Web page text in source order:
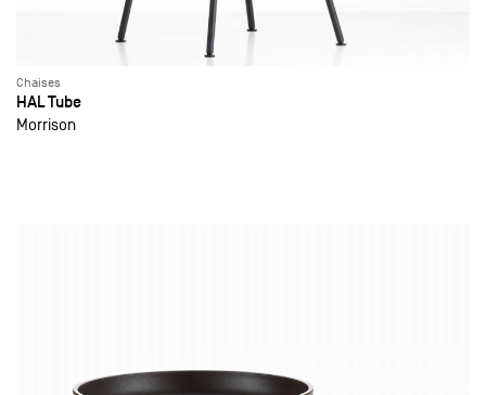
Chaises
HAL Tube
Morrison